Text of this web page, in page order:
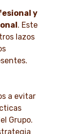
y
. Este
lazos
a evitar
Grupo.